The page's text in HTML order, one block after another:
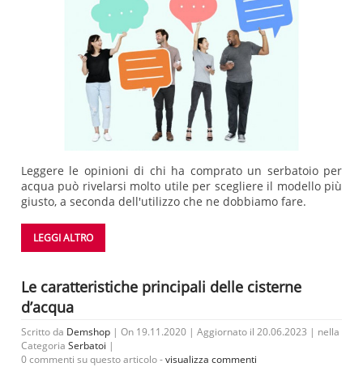
Leggere le opinioni di chi ha comprato un serbatoio per
acqua può rivelarsi molto utile per scegliere il modello più
giusto, a seconda dell'utilizzo che ne dobbiamo fare.
LEGGI ALTRO
Le caratteristiche principali delle cisterne
d’acqua
Scritto da Demshop | On 19.11.2020 | Aggiornato il 20.06.2023 | nella
Categoria Serbatoi |
0 commenti su questo articolo -visualizza commenti